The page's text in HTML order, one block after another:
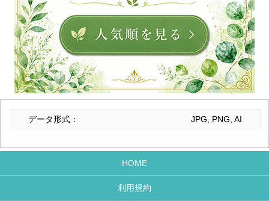
データ形式： JPG, PNG, AI
HOME
利用規約